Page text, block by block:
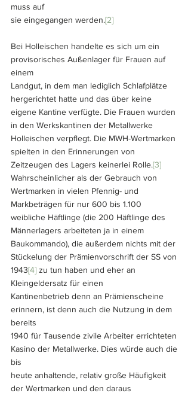
muss auf
sie eingegangen werden.[2]
Bei Holleischen handelte es sich um ein
provisorisches Außenlager für Frauen auf
einem
Landgut, in dem man lediglich Schlafplätze
hergerichtet hatte und das über keine
eigene Kantine verfügte. Die Frauen wurden
in den Werkskantinen der Metallwerke
Holleischen verpflegt. Die MWH-Wertmarken
spielten in den Erinnerungen von
Zeitzeugen des Lagers keinerlei Rolle.[3]
Wahrscheinlicher als der Gebrauch von
Wertmarken in vielen Pfennig- und
Markbeträgen für nur 600 bis 1.100
weibliche Häftlinge (die 200 Häftlinge des
Männerlagers arbeiteten ja in einem
Baukommando), die außerdem nichts mit der
Stückelung der Prämienvorschrift der SS von
1943[4] zu tun haben und eher an
Kleingeldersatz für einen
Kantinenbetrieb denn an Prämienscheine
erinnern, ist denn auch die Nutzung in dem
bereits
1940 für Tausende zivile Arbeiter errichteten
Kasino der Metallwerke. Dies würde auch die
bis
heute anhaltende, relativ große Häufigkeit
der Wertmarken und den daraus